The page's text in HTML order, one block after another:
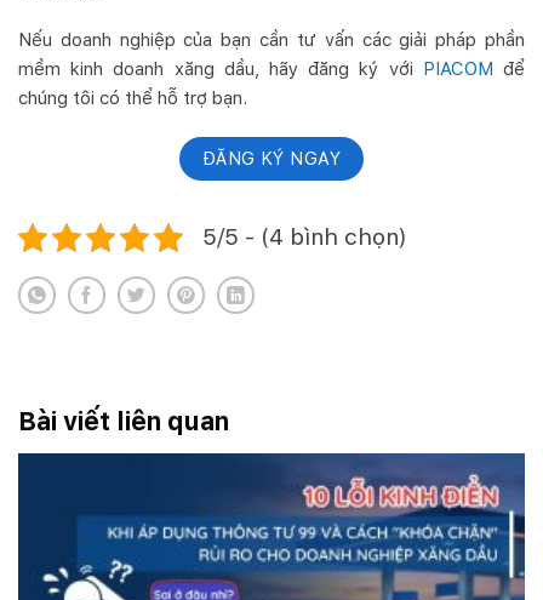
Nếu doanh nghiệp của bạn cần tư vấn các giải pháp phần
mềm kinh doanh xăng dầu, hãy đăng ký với
PIACOM để
chúng tôi có thể hỗ trợ bạn.
ĐĂNG KÝ NGAY
5/5 - (4 bình chọn)
Bài viết liên quan